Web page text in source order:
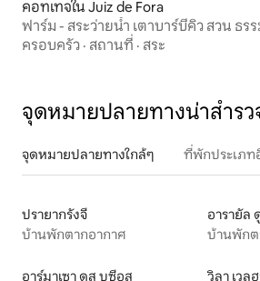
คอทเทจใน Juiz de Fora
ฟาร์ม - สระว่ายน้ำ เตาบาร์บีคิว สวน ธร
ครอบครัว · สถานที่ · สระ
จุดหมายปลายทางน่าสำรว
จุดหมายปลายทางใกล้ๆ ที่พักประเภท
ปรายากรังจี
บ้านพักตากอากาศ
อารายัล
บ้านพักต
อาร์มาเซา ดูส บูซีอูส
วิลา เวล